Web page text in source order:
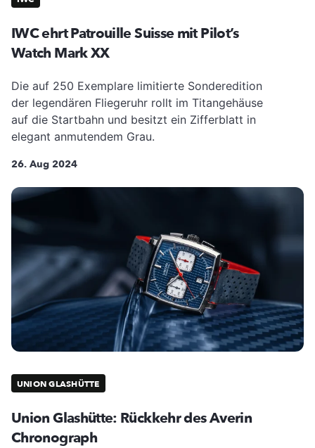
IWC ehrt Patrouille Suisse mit Pilot’s
Watch Mark XX
Die auf 250 Exemplare limitierte Sonderedition
der legendären Fliegeruhr rollt im Titangehäuse
auf die Startbahn und besitzt ein Zifferblatt in
elegant anmutendem Grau.
26. Aug 2024
UNION GLASHÜTTE
Union Glashütte: Rückkehr des Averin
Chronograph